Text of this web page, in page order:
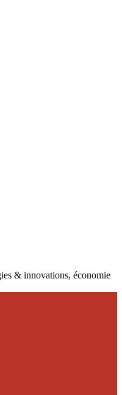
& innovations, économie